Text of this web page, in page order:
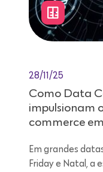
28/11/25
Como Data
impulsionam
commerce
Em grandes
Friday e Natal, a